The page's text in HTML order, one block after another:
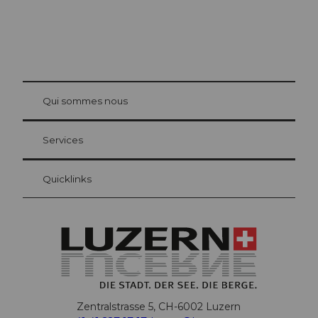
Carte d’hôte Lucerne
Vos avantages en tant qu'hôte pour la nuit
at Bre
Qui sommes nous
Services
Quicklinks
Zentralstrasse 5, CH-6002 Luzern